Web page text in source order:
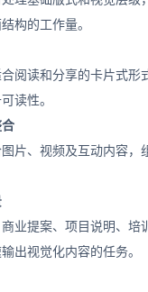
构的工作量。
阅读和分享的卡片式形
读性。
片、视频及互动内容，
业提案、项目说明、培
出视觉化内容的任务。